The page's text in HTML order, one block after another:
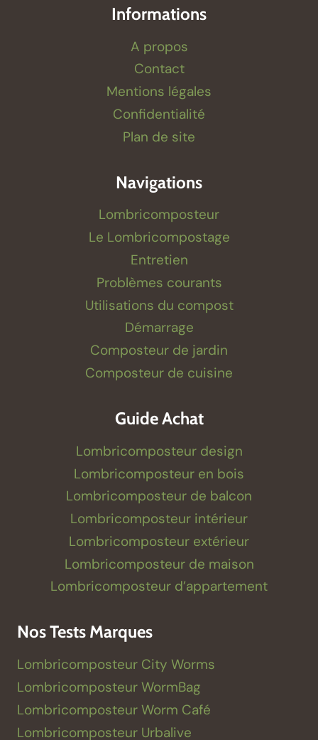
Informations
A propos
Contact
Mentions légales
Confidentialité
Plan de site
Navigations
Lombricomposteur
Le Lombricompostage
Entretien
Problèmes courants
Utilisations du compost
Démarrage
Composteur de jardin
Composteur de cuisine
Guide Achat
Lombricomposteur design
Lombricomposteur en bois
Lombricomposteur de balcon
Lombricomposteur intérieur
Lombricomposteur extérieur
Lombricomposteur de maison
Lombricomposteur d’appartement
Nos Tests Marques
Lombricomposteur City Worms
Lombricomposteur WormBag
Lombricomposteur Worm Café
Lombricomposteur Urbalive